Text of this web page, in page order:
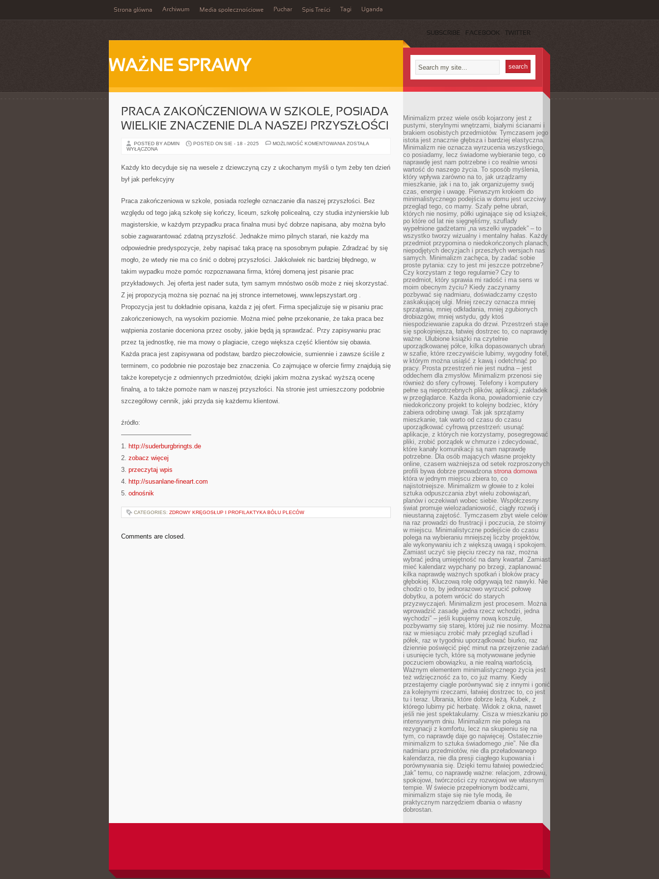
Strona główna Archiwum Media społecznościowe Puchar Spis Treści Tagi Uganda
SUBSCRIBE FACEBOOK TWITTER
WAŻNE SPRAWY
PRACA ZAKOŃCZENIOWA W SZKOLE, POSIADA
WIELKIE ZNACZENIE DLA NASZEJ PRZYSZŁOŚCI
POSTED BY ADMIN POSTED ON SIE - 18 - 2025 MOŻLIWOŚĆ KOMENTOWANIA PRACA
POSIADA
WIELKIE
ZOSTAŁA
WYŁĄCZONA
Każdy kto decyduje się na wesele z dziewczyną czy z ukochanym myśli o tym żeby ten dzień
był jak perfekcyjny
Praca zakończeniowa w szkole, posiada rozległe oznaczanie dla naszej przyszłości. Bez
względu od tego jaką szkołę się kończy, liceum, szkołę policealną, czy studia inżynierskie lub
magisterskie, w każdym przypadku praca finalna musi być dobrze napisana, aby można było
sobie zagwarantować zdatną przyszłość. Jednakże mimo pilnych starań, nie każdy ma
odpowiednie predyspozycje, żeby napisać taką pracę na sposobnym pułapie. Zdradzać by się
mogło, że wtedy nie ma co śnić o dobrej przyszłości. Jakkolwiek nic bardziej błędnego, w
takim wypadku może pomóc rozpoznawana firma, której domeną jest pisanie prac
przykładowych. Jej oferta jest nader suta, tym samym mnóstwo osób może z niej skorzystać.
Z jej propozycją można się poznać na jej stronce internetowej, www.lepszystart.org .
Propozycja jest tu dokładnie opisana, każda z jej ofert. Firma specjalizuje się w pisaniu prac
zakończeniowych, na wysokim poziomie. Można mieć pełne przekonanie, że taka praca bez
wątpienia zostanie doceniona przez osoby, jakie będą ją sprawdzać. Przy zapisywaniu prac
przez tą jednostkę, nie ma mowy o plagiacie, czego większa część klientów się obawia.
Każda praca jest zapisywana od podstaw, bardzo pieczołowicie, sumiennie i zawsze ściśle z
terminem, co podobnie nie pozostaje bez znaczenia. Co zajmujące w ofercie firmy znajdują się
także korepetycje z odmiennych przedmiotów, dzięki jakim można zyskać wyższą ocenę
finalną, a to także pomoże nam w naszej przyszłości. Na stronie jest umieszczony podobnie
szczegółowy cennik, jaki przyda się każdemu klientowi.
źródło:
———————————
1. http://suderburgbringts.de
2. zobacz więcej
3. przeczytaj wpis
4. http://susanlane-fineart.com
5. odnośnik
CATEGORIES: ZDROWY KRĘGOSŁUP I PROFILAKTYKA BÓLU PLECÓW
Comments are closed.
Minimalizm przez wiele osób kojarzony jest z
pustymi, sterylnymi wnętrzami, białymi ścianami i
brakiem osobistych przedmiotów. Tymczasem jego
istota jest znacznie głębsza i bardziej elastyczna.
Minimalizm nie oznacza wyrzucenia wszystkiego,
co posiadamy, lecz świadome wybieranie tego, co
naprawdę jest nam potrzebne i co realnie wnosi
wartość do naszego życia. To sposób myślenia,
który wpływa zarówno na to, jak urządzamy
mieszkanie, jak i na to, jak organizujemy swój
czas, energię i uwagę. Pierwszym krokiem do
minimalistycznego podejścia w domu jest uczciwy
przegląd tego, co mamy. Szafy pełne ubrań,
których nie nosimy, półki uginające się od książek,
po które od lat nie sięgnęliśmy, szuflady
wypełnione gadżetami „na wszelki wypadek” – to
wszystko tworzy wizualny i mentalny hałas. Każdy
przedmiot przypomina o niedokończonych planach,
niepodjętych decyzjach i przeszłych wersjach nas
samych. Minimalizm zachęca, by zadać sobie
proste pytania: czy to jest mi jeszcze potrzebne?
Czy korzystam z tego regularnie? Czy to
przedmiot, który sprawia mi radość i ma sens w
moim obecnym życiu? Kiedy zaczynamy
pozbywać się nadmiaru, doświadczamy często
zaskakującej ulgi. Mniej rzeczy oznacza mniej
sprzątania, mniej odkładania, mniej zgubionych
drobiazgów, mniej wstydu, gdy ktoś
niespodziewanie zapuka do drzwi. Przestrzeń staje
się spokojniejsza, łatwiej dostrzec to, co naprawdę
ważne. Ulubione książki na czytelnie
uporządkowanej półce, kilka dopasowanych ubrań
w szafie, które rzeczywiście lubimy, wygodny fotel,
w którym można usiąść z kawą i odetchnąć po
pracy. Prosta przestrzeń nie jest nudna – jest
oddechem dla zmysłów. Minimalizm przenosi się
również do sfery cyfrowej. Telefony i komputery
pełne są niepotrzebnych plików, aplikacji, zakładek
w przeglądarce. Każda ikona, powiadomienie czy
niedokończony projekt to kolejny bodziec, który
zabiera odrobinę uwagi. Tak jak sprzątamy
mieszkanie, tak warto od czasu do czasu
uporządkować cyfrową przestrzeń: usunąć
aplikacje, z których nie korzystamy, posegregować
pliki, zrobić porządek w chmurze i zdecydować,
które kanały komunikacji są nam naprawdę
potrzebne. Dla osób mających własne projekty
online, czasem ważniejsza od setek rozproszonych
profili bywa dobrze prowadzona strona domowa
która w jednym miejscu zbiera to, co
najistotniejsze. Minimalizm w głowie to z kolei
sztuka odpuszczania zbyt wielu zobowiązań,
planów i oczekiwań wobec siebie. Współczesny
świat promuje wielozadaniowość, ciągły rozwój i
nieustanną zajętość. Tymczasem zbyt wiele celów
na raz prowadzi do frustracji i poczucia, że stoimy
w miejscu. Minimalistyczne podejście do czasu
polega na wybieraniu mniejszej liczby projektów,
ale wykonywaniu ich z większą uwagą i spokojem.
Zamiast uczyć się pięciu rzeczy na raz, można
wybrać jedną umiejętność na dany kwartał. Zamiast
mieć kalendarz wypchany po brzegi, zaplanować
kilka naprawdę ważnych spotkań i bloków pracy
głębokiej. Kluczową rolę odgrywają też nawyki. Nie
chodzi o to, by jednorazowo wyrzucić połowę
dobytku, a potem wrócić do starych
przyzwyczajeń. Minimalizm jest procesem. Można
wprowadzić zasadę „jedna rzecz wchodzi, jedna
wychodzi” – jeśli kupujemy nową koszulę,
pozbywamy się starej, której już nie nosimy. Można
raz w miesiącu zrobić mały przegląd szuflad i
półek, raz w tygodniu uporządkować biurko, raz
dziennie poświęcić pięć minut na przejrzenie zadań
i usunięcie tych, które są motywowane jedynie
poczuciem obowiązku, a nie realną wartością.
Ważnym elementem minimalistycznego życia jest
też wdzięczność za to, co już mamy. Kiedy
przestajemy ciągle porównywać się z innymi i gonić
za kolejnymi rzeczami, łatwiej dostrzec to, co jest
tu i teraz. Ubrania, które dobrze leżą. Kubek, z
którego lubimy pić herbatę. Widok z okna, nawet
jeśli nie jest spektakularny. Cisza w mieszkaniu po
intensywnym dniu. Minimalizm nie polega na
rezygnacji z komfortu, lecz na skupieniu się na
tym, co naprawdę daje go najwięcej. Ostatecznie
minimalizm to sztuka świadomego „nie”. Nie dla
nadmiaru przedmiotów, nie dla przeładowanego
kalendarza, nie dla presji ciągłego kupowania i
porównywania się. Dzięki temu łatwiej powiedzieć
„tak” temu, co naprawdę ważne: relacjom, zdrowiu,
spokojowi, twórczości czy rozwojowi we własnym
tempie. W świecie przepełnionym bodźcami,
minimalizm staje się nie tyle modą, ile
praktycznym narzędziem dbania o własny
dobrostan.